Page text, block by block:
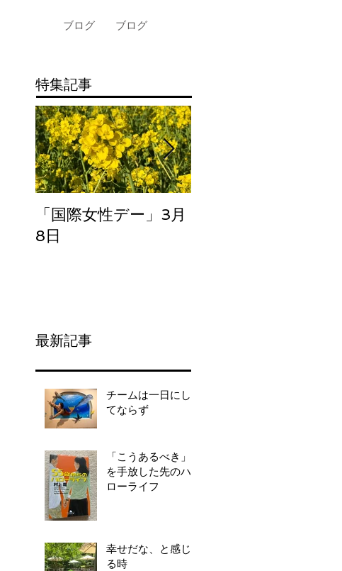
ブログ
特集記事
「国際女性デー」3月
8日
最新記事
チームは一日にし
てならず
「こうあるべき」
を手放した先のハ
ローライフ
幸せだな、と感じ
る時
ブログ